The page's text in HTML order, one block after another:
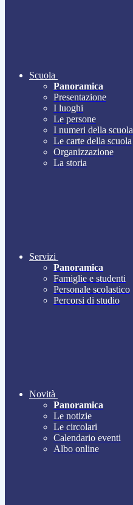
Scuola
Panoramica
Presentazione
I luoghi
Le persone
I numeri della scuola
Le carte della scuola
Organizzazione
La storia
Servizi
Panoramica
Famiglie e studenti
Personale scolastico
Percorsi di studio
Novità
Panoramica
Le notizie
Le circolari
Calendario eventi
Albo online